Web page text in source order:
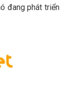
đang phát triển